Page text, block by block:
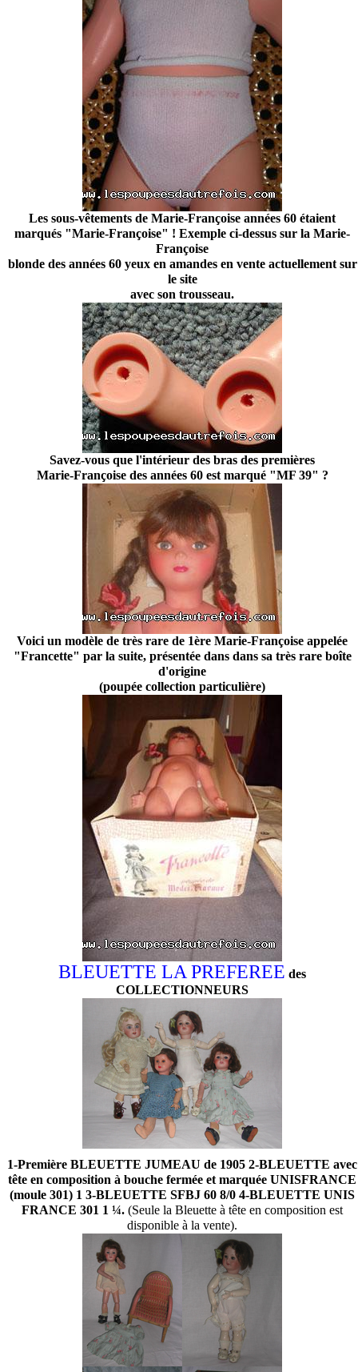
Les sous-vêtements de Marie-Françoise années 60 étaient
marqués "Marie-Françoise" ! Exemple ci-dessus sur la Marie-
Françoise
blonde des années 60 yeux en amandes en vente actuellement sur
le site
avec son trousseau.
Savez-vous que l'intérieur des bras des premières
Marie-Françoise des années 60 est marqué "MF 39" ?
Voici un modèle de très rare de 1ère Marie-Françoise appelée
"Francette" par la suite, présentée dans dans sa très rare boîte
d'origine
(poupée collection particulière)
BLEUETTE LA PREFEREE des
COLLECTIONNEURS
1-Première BLEUETTE JUMEAU de 1905 2-BLEUETTE avec
tête en composition à bouche fermée et marquée UNISFRANCE
(moule 301) 1 3-BLEUETTE SFBJ 60 8/0 4-BLEUETTE UNIS
FRANCE 301 1 ¼. (Seule la Bleuette à tête en composition est
disponible à la vente).